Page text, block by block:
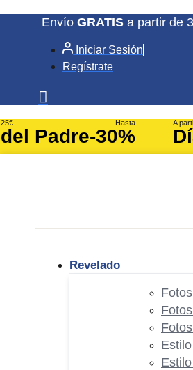
Envío GRATIS a partir de
Iniciar Sesión
Regístrate
Padre
Hasta
-30%
A
Revelado